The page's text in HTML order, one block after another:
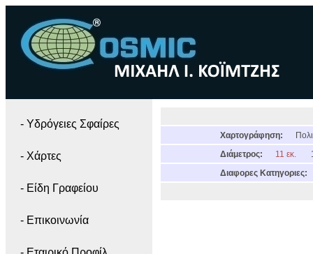
- Yδρόγειες Σφαίρες
- Χάρτες
- Είδη Γραφείου
- Επικοινωνία
Χαρτογράφηση:
Διάμετρος:
11 εκ.
Διαφορες Κατηγοριες: